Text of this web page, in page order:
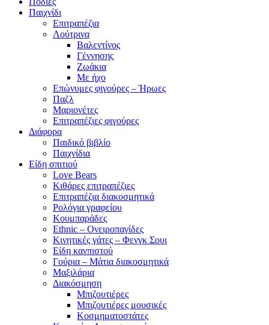
Παιχνίδι
Επιτραπέζια
Λούτρινα
Βαλεντίνος
Γέννησης
Ζωάκια
Με ήχο
Επώνυμες φιγούρες – Ήρωες
Παζλ
Μαριονέτες
Επιτραπέζιες φιγούρες
Διάφορα
Παιδικό βιβλίο
Παιχνίδια
Είδη σπιτιού
Love Bears
Κιθάρες επιτραπέζιες
Επιτραπέζια διακοσμητικά
Ρολόγια γραφείου
Κουμπαράδες
Ethnic – Ονειροπαγίδες
Κινητικές γάτες – Φενγκ Σουι
Είδη κανπιστού
Γούρια – Μάτια διακοσμητικά
Μαξιλάρια
Διακόσμηση
Μπιζουτιέρες
Μπιζουτιέρες μουσικές
Κοσμηματοστάτες